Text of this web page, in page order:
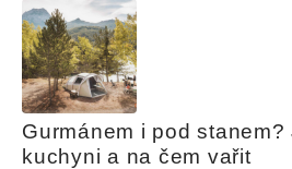
Gurmánem i pod
kuchyni a na čem vařit